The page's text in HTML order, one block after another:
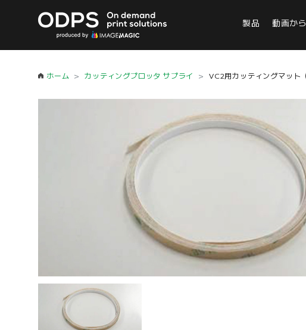
製品 動画か
ホーム カッティングプロッタ サプライ VC2用カッティングマット